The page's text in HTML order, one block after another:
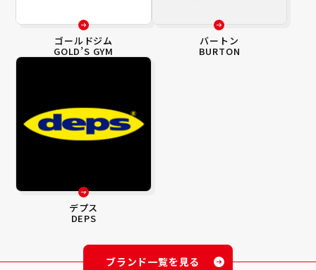
ゴールドジム
GOLD’S GYM
バートン
BURTON
デプス
DEPS
ブランド一覧を見る